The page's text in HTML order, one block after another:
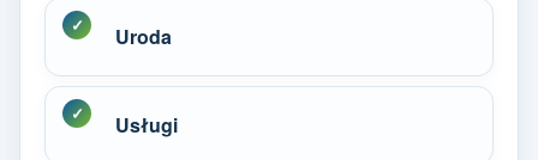
Uroda
Usługi